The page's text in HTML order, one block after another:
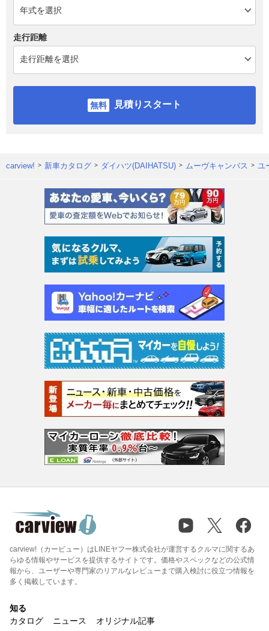
走行距離
見積りスタート
carview! 新車カタログ ダイハツ(DAIHATSU) ムーヴキャンバス ユ
carview!（カービュー）はLINEヤフー株式会社が運営するクルマに関するあ
らゆる情報やサービスを提供するサイトです。価格やスペックなどの公式情
報から、ユーザーや専門家のリアルなレビューまで購入検討に役立つ情報を
多く掲載しています。
知る
カタログ
ニュース オリジナル記事